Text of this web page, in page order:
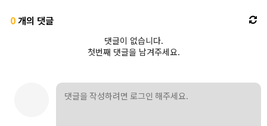
0개의 댓글
댓글이 없습니다.
첫번째 댓글을 남겨주세요.